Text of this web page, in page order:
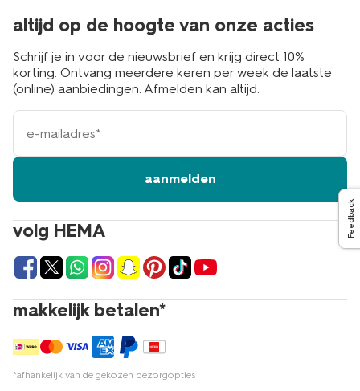
volg HEMA
makkelijk betalen*
*afhankelijk van de gekozen bezorgopties
altijd op de hoogte van onze acties
Schrijf je in voor de nieuwsbrief en krijg direct 10%
korting. Ontvang meerdere keren per week de laatste
(online) aanbiedingen. Afmelden kan altijd.
e-
mailadres
aanmelden
Feedback